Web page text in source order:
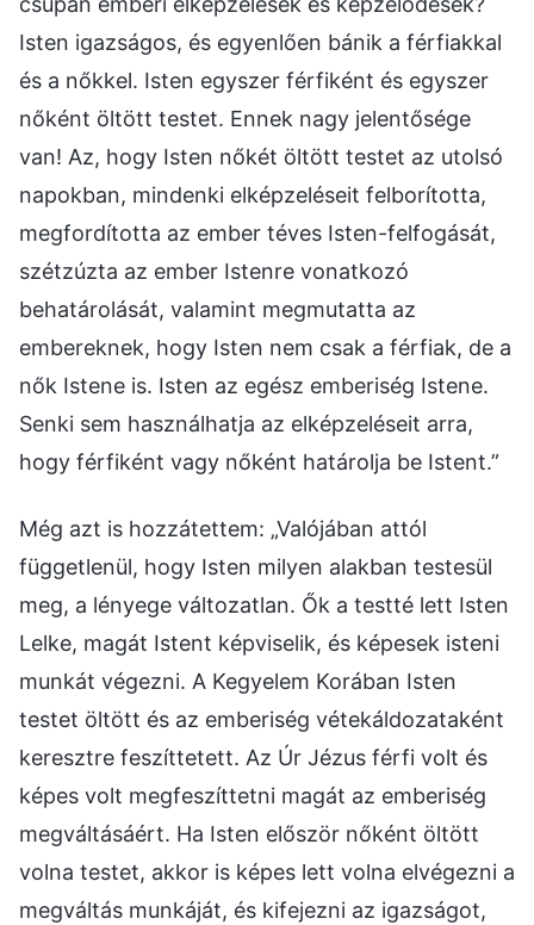
Isten igazságos, és egyenlően bánik a férfiakkal
és a nőkkel. Isten egyszer férfiként és egyszer
nőként öltött testet. Ennek nagy jelentősége
van! Az, hogy Isten nőkét öltött testet az utolsó
napokban, mindenki elképzeléseit felborította,
megfordította az ember téves Isten-felfogását,
szétzúzta az ember Istenre vonatkozó
behatárolását, valamint megmutatta az
embereknek, hogy Isten nem csak a férfiak, de a
nők Istene is. Isten az egész emberiség Istene.
Senki sem használhatja az elképzeléseit arra,
hogy férfiként vagy nőként határolja be Istent.”
Még azt is hozzátettem: „Valójában attól
függetlenül, hogy Isten milyen alakban testesül
meg, a lényege változatlan. Ők a testté lett Isten
Lelke, magát Istent képviselik, és képesek isteni
munkát végezni. A Kegyelem Korában Isten
testet öltött és az emberiség vétekáldozataként
keresztre feszíttetett. Az Úr Jézus férfi volt és
képes volt megfeszíttetni magát az emberiség
megváltásáért. Ha Isten először nőként öltött
volna testet, akkor is képes lett volna elvégezni a
megváltás munkáját, és kifejezni az igazságot,